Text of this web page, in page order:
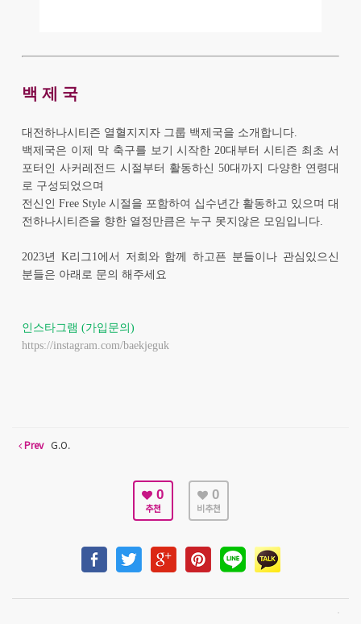
백 제 국
대전하나시티즌 열혈지지자 그룹 백제국을 소개합니다.
백제국은 이제 막 축구를 보기 시작한 20대부터 시티즌 최초 서
포터인 사커레전드 시절부터 활동하신 50대까지 다양한 연령대
로 구성되었으며
전신인 Free Style 시절을 포함하여 십수년간 활동하고 있으며 대
전하나시티즌을 향한 열정만큼은 누구 못지않은 모임입니다.
2023년 K리그1에서 저희와 함께 하고픈 분들이나 관심있으신
분들은 아래로 문의 해주세요
인스타그램 (가입문의)
https://instagram.com/baekjeguk
Prev G.O.
0
추천
0
비추천